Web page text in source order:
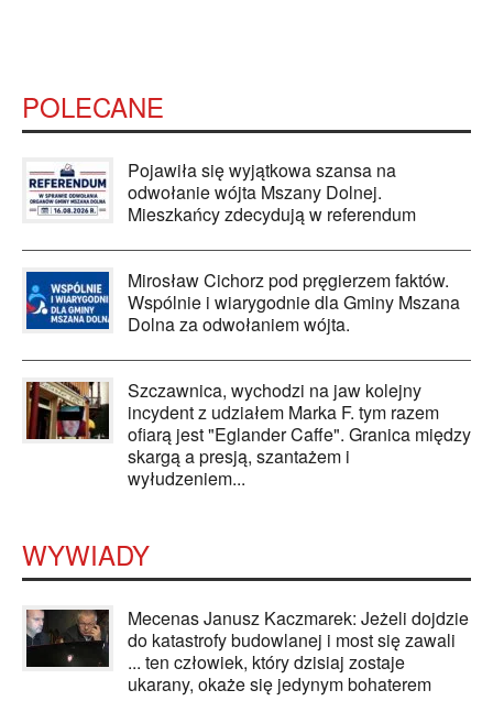
POLECANE
Pojawiła się wyjątkowa szansa na
odwołanie wójta Mszany Dolnej.
Mieszkańcy zdecydują w referendum
Mirosław Cichorz pod pręgierzem faktów.
Wspólnie i wiarygodnie dla Gminy Mszana
Dolna za odwołaniem wójta.
Szczawnica, wychodzi na jaw kolejny
incydent z udziałem Marka F. tym razem
ofiarą jest "Eglander Caffe". Granica między
skargą a presją, szantażem i
wyłudzeniem...
WYWIADY
Mecenas Janusz Kaczmarek: Jeżeli dojdzie
do katastrofy budowlanej i most się zawali
... ten człowiek, który dzisiaj zostaje
ukarany, okaże się jedynym bohaterem